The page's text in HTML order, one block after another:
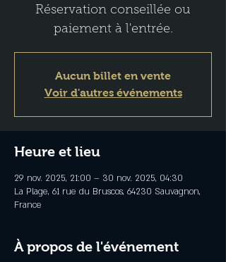
Réservation conseillée ou
paiement à l'entrée.
Aucun billet en vente
Voir d'autres événements
Heure et lieu
29 nov. 2025, 21:00 – 30 nov. 2025, 04:30
La Plage, 61 rue du Bruscos, 64230 Sauvagnon,
France
À propos de l'événement